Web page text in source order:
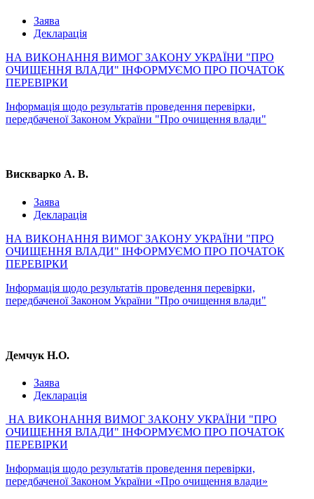
Заява
Декларація
НА ВИКОНАННЯ ВИМОГ ЗАКОНУ УКРАЇНИ "ПРО
ОЧИЩЕННЯ ВЛАДИ" ІНФОРМУЄМО ПРО ПОЧАТОК
ПЕРЕВІРКИ
Інформація щодо результатів проведення перевірки,
передбаченої Законом України "Про очищення влади"
Вискварко А. В.
Заява
Декларація
НА ВИКОНАННЯ ВИМОГ ЗАКОНУ УКРАЇНИ "ПРО
ОЧИЩЕННЯ ВЛАДИ" ІНФОРМУЄМО ПРО ПОЧАТОК
ПЕРЕВІРКИ
Інформація щодо результатів проведення перевірки,
передбаченої Законом України "Про очищення влади"
Демчук Н.О.
Заява
Декларація
НА ВИКОНАННЯ ВИМОГ ЗАКОНУ УКРАЇНИ "ПРО
ОЧИЩЕННЯ ВЛАДИ" ІНФОРМУЄМО ПРО ПОЧАТОК
ПЕРЕВІРКИ
Інформація щодо результатів проведення перевірки,
передбаченої Законом України «Про очищення влади»